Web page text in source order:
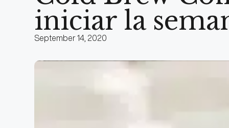
iniciar la
September 14, 2020